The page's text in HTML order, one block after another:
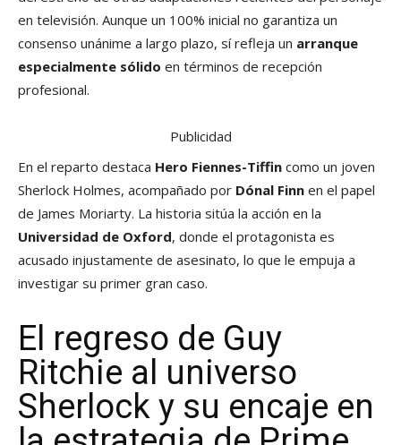
en televisión. Aunque un 100% inicial no garantiza un
consenso unánime a largo plazo, sí refleja un arranque
especialmente sólido en términos de recepción
profesional.
Publicidad
En el reparto destaca Hero Fiennes-Tiffin como un joven
Sherlock Holmes, acompañado por Dónal Finn en el papel
de James Moriarty. La historia sitúa la acción en la
Universidad de Oxford, donde el protagonista es
acusado injustamente de asesinato, lo que le empuja a
investigar su primer gran caso.
El regreso de Guy
Ritchie al universo
Sherlock y su encaje en